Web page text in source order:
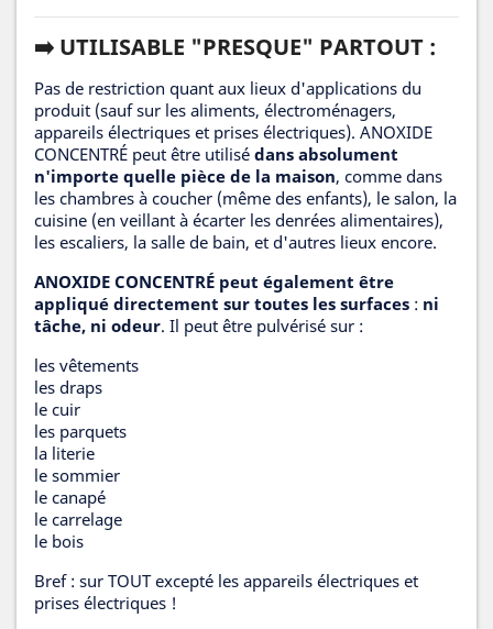
➡️ UTILISABLE "PRESQUE" PARTOUT :
Pas de restriction quant aux lieux d'applications du
produit (sauf sur les aliments, électroménagers,
appareils électriques et prises électriques). ANOXIDE
CONCENTRÉ peut être utilisé dans absolument
n'importe quelle pièce de la maison, comme dans
les chambres à coucher (même des enfants), le salon, la
cuisine (en veillant à écarter les denrées alimentaires),
les escaliers, la salle de bain, et d'autres lieux encore.
ANOXIDE CONCENTRÉ peut également être
appliqué directement sur toutes les surfaces : ni
tâche, ni odeur. Il peut être pulvérisé sur :
les vêtements
les draps
le cuir
les parquets
la literie
le sommier
le canapé
le carrelage
le bois
Bref : sur TOUT excepté les appareils électriques et
prises électriques !